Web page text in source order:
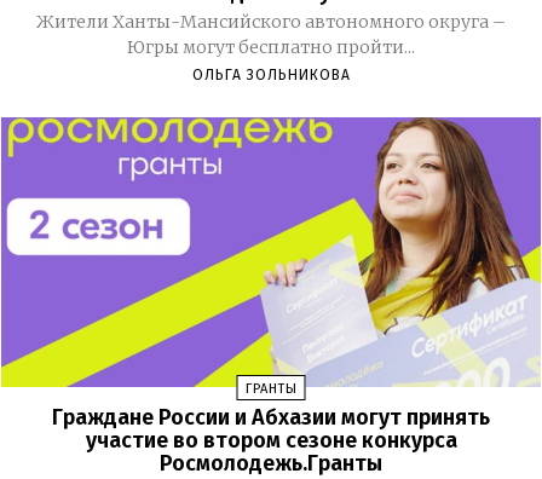
Жители Ханты-Мансийского автономного округа –
Югры могут бесплатно пройти...
ОЛЬГА ЗОЛЬНИКОВА
ГРАНТЫ
Граждане России и Абхазии могут принять
участие во втором сезоне конкурса
Росмолодежь.Гранты